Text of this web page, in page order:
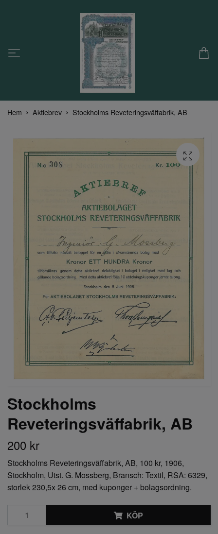
Hem Aktiebrev Stockholms Reveteringsväffabrik, AB
Stockholms
Reveteringsväffabrik, AB
200 kr
Stockholms Reveteringsväffabrik, AB, 100 kr, 1906,
Stockholm, Utst. G. Mossberg, Bransch: Textil, RSA: 6329,
storlek 230,5x 26 cm, med kuponger + bolagsordning.
KÖP